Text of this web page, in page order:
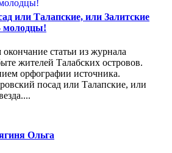
или Талапские, или Залитские
молодцы!
статьи из журнала
жителей Талабских островов.
орфографии источника.
посад или Талапские, или
Ольга